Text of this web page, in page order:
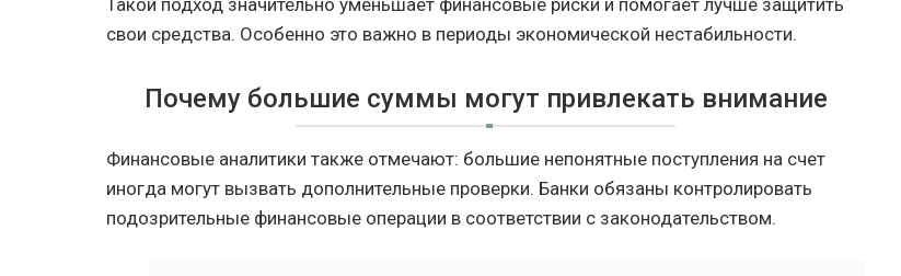
Такой подход значительно уменьшает финансовые риски и помогает лучше защитить
свои средства. Особенно это важно в периоды экономической нестабильности.
Почему большие суммы могут привлекать внимание
Финансовые аналитики также отмечают: большие непонятные поступления на счет
иногда могут вызвать дополнительные проверки. Банки обязаны контролировать
подозрительные финансовые операции в соответствии с законодательством.